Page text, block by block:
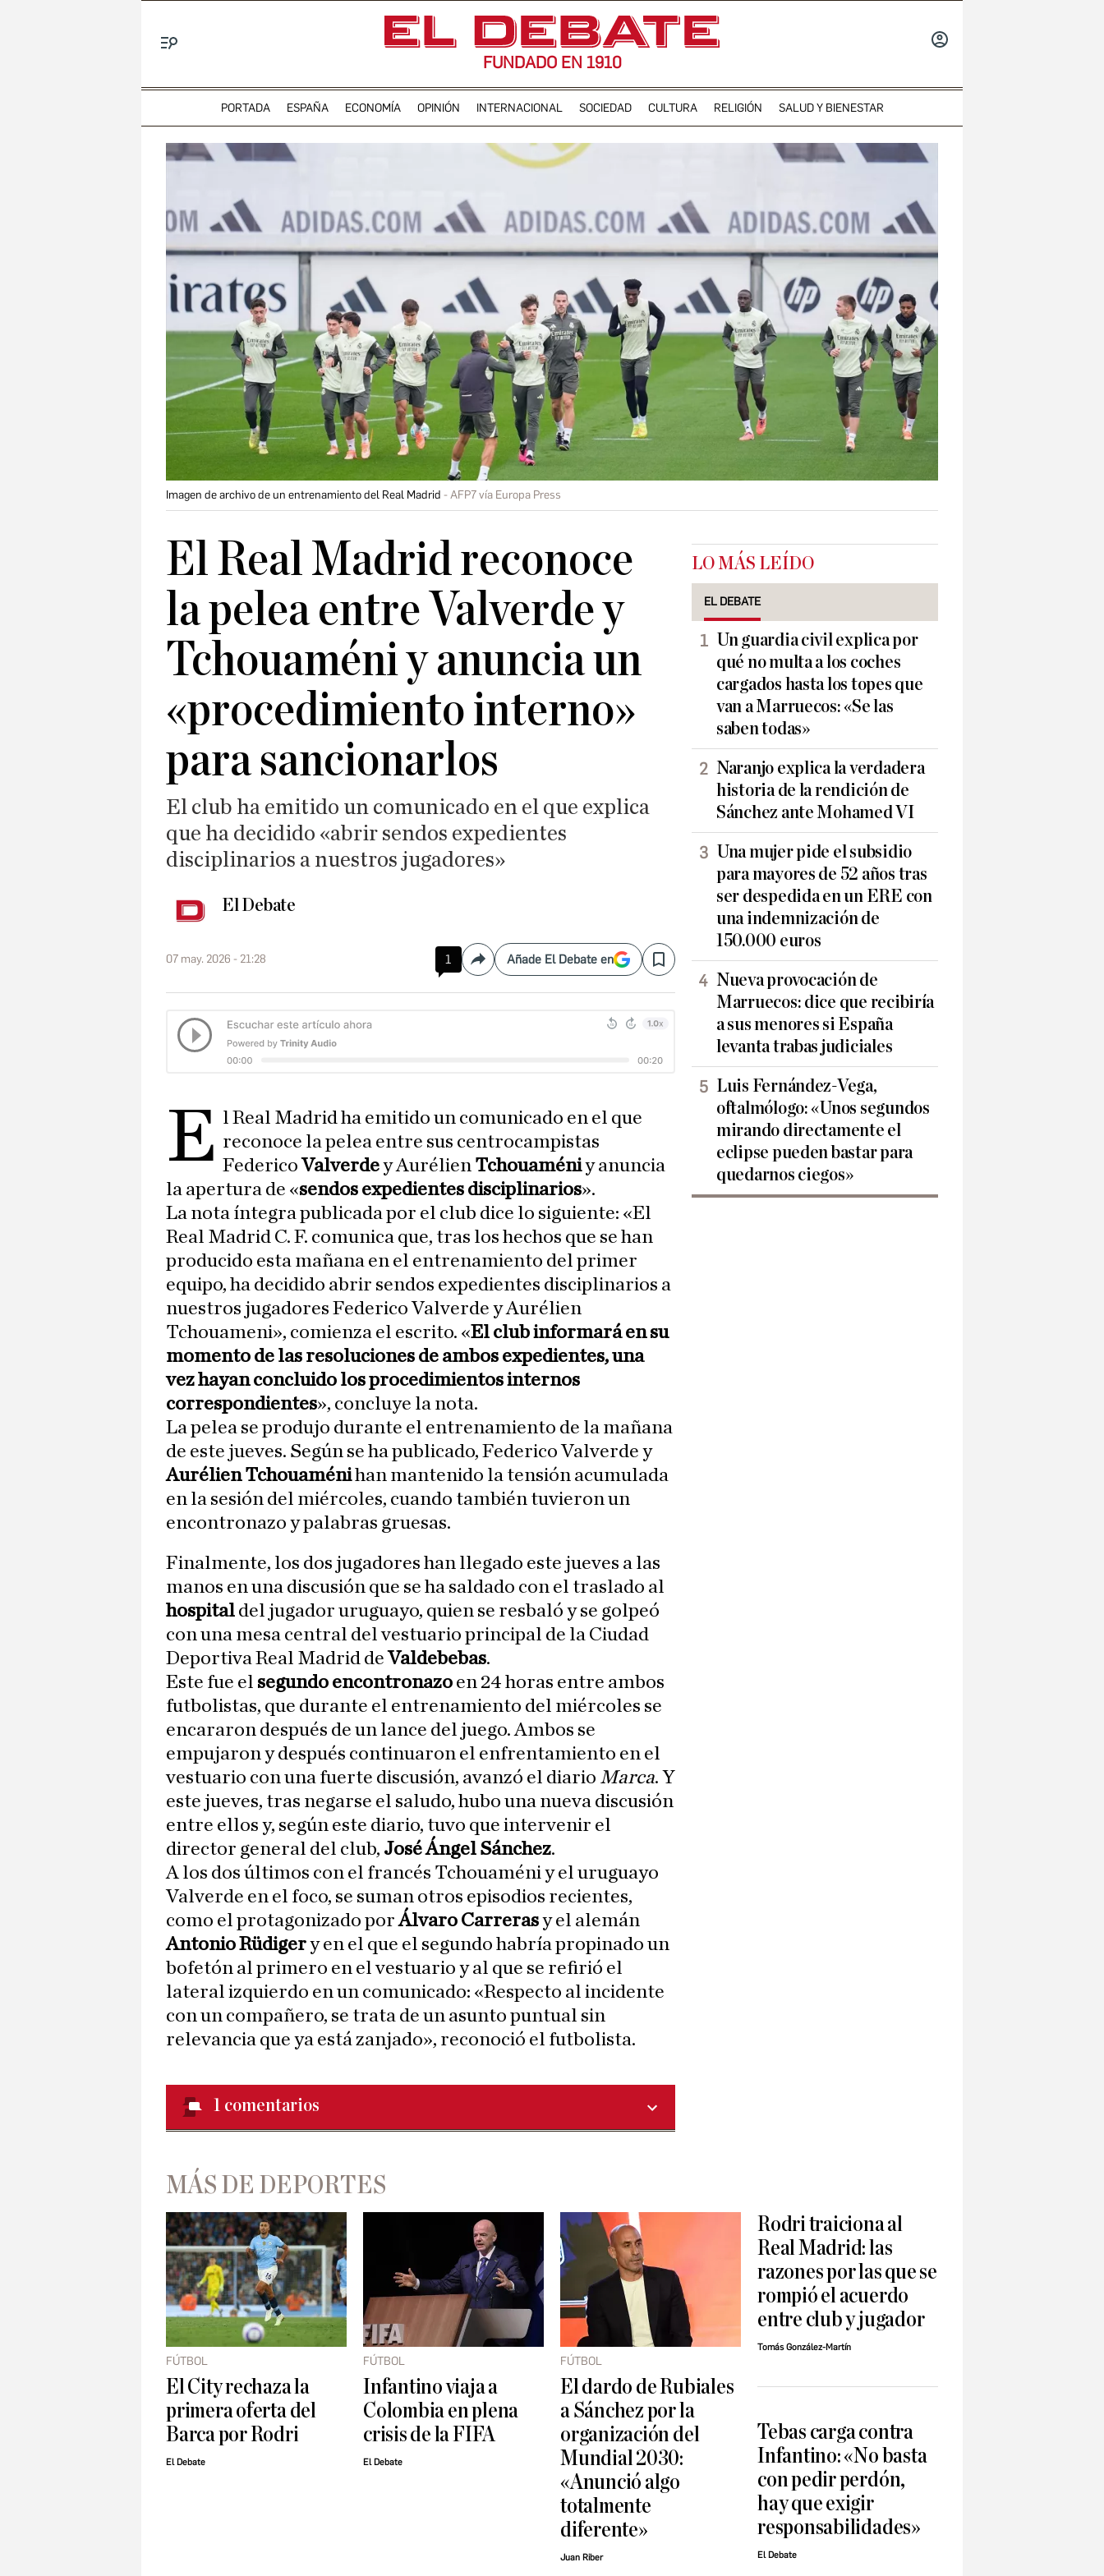
FUNDADO EN 1910
PORTADA ESPAÑA ECONOMÍA OPINIÓN INTERNACIONAL SOCIEDAD CULTURA RELIGIÓN SALUD Y BIENESTAR
Imagen de archivo de un entrenamiento del Real Madrid AFP7 vía Europa Press
El Real Madrid reconoce
la pelea entre Valverde y
Tchouaméni y anuncia un
«procedimiento interno»
para sancionarlos
El club ha emitido un comunicado en el que explica
que ha decidido «abrir sendos expedientes
disciplinarios a nuestros jugadores»
El Debate
07 may. 2026 - 21:28 1 CompartirAñade El Debate en Save
E l Real Madrid ha emitido un comunicado en el que
reconoce la pelea entre sus centrocampistas
FedericoValverdey Aurélien Tchouaméniy anuncia
la apertura de «sendos expedientes disciplinarios».
La nota íntegra publicada por el club dice lo siguiente: «El
Real Madrid C. F. comunica que, tras los hechos que se han
producido esta mañana en el entrenamiento del primer
equipo, ha decidido abrir sendos expedientes disciplinarios a
nuestros jugadores Federico Valverde y Aurélien
Tchouameni», comienza el escrito. «El club informará en su
momento de las resoluciones de ambos expedientes, una
vez hayan concluido los procedimientos internos
correspondientes», concluye la nota.
La pelea se produjo durante el entrenamiento de la mañana
de este jueves. Según se ha publicado, Federico Valverde y
Aurélien Tchouaménihan mantenido la tensión acumulada
en la sesión del miércoles, cuando también tuvieron un
encontronazo y palabras gruesas.
Finalmente, los dos jugadores han llegado este jueves a las
manos en una discusión que se ha saldado con el traslado al
hospital del jugador uruguayo, quien se resbaló y se golpeó
con una mesa central del vestuario principal de la Ciudad
Deportiva Real Madrid deValdebebas.
Este fue el segundo encontronazo en 24 horas entre ambos
futbolistas, que durante el entrenamiento del miércoles se
encararon después de un lance del juego. Ambos se
empujaron y después continuaron el enfrentamiento en el
vestuario con una fuerte discusión, avanzó el diario Marca. Y
este jueves, tras negarse el saludo, hubo una nueva discusión
entre ellos y, según este diario, tuvo que intervenir el
director general del club, José Ángel Sánchez.
A los dos últimos con el francés Tchouaméni y el uruguayo
Valverde en el foco, se suman otros episodios recientes,
como el protagonizado porÁlvaro Carrerasy el alemán
Antonio Rüdigery en el que el segundo habría propinado un
bofetón al primero en el vestuario y al que se refirió el
lateral izquierdo en un comunicado: «Respecto al incidente
con un compañero, se trata de un asunto puntual sin
relevancia que ya está zanjado», reconoció el futbolista.
1 comentarios
LO MÁS LEÍDO
EL DEBATE
Un guardia civil explica por
qué no multa a los coches
cargados hasta los topes que
van a Marruecos: «Se las
saben todas»
Naranjo explica la verdadera
historia de la rendición de
Sánchez ante Mohamed VI
Una mujer pide el subsidio
para mayores de 52 años tras
ser despedida en un ERE con
una indemnización de
150.000 euros
Nueva provocación de
Marruecos: dice que recibiría
a sus menores si España
levanta trabas judiciales
Luis Fernández-Vega,
oftalmólogo: «Unos segundos
mirando directamente el
eclipse pueden bastar para
quedarnos ciegos»
MÁS DE DEPORTES
FÚTBOL
El City rechaza la
primera oferta del
Barca por Rodri
El Debate
FÚTBOL
Infantino viaja a
Colombia en plena
crisis de la FIFA
El Debate
FÚTBOL
El dardo de Rubiales
a Sánchez por la
organización del
Mundial 2030:
«Anunció algo
totalmente
diferente»
Juan Riber
Rodri traiciona al
Real Madrid: las
razones por las que se
rompió el acuerdo
entre club y jugador
Tomás González-Martín
Tebas carga contra
Infantino: «No basta
con pedir perdón,
hay que exigir
responsabilidades»
El Debate